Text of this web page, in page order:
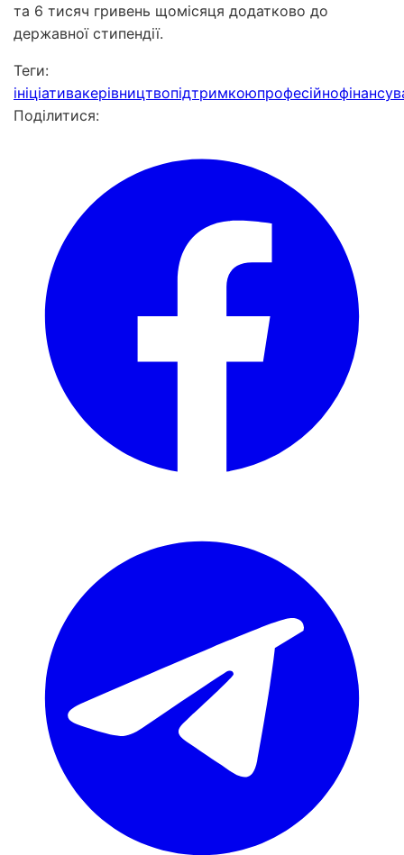
та 6 тисяч гривень щомісяця додатково до
державної стипендії.
Теги:
ініціативакерівництвопідтримкоюпрофесійно
Поділитися: